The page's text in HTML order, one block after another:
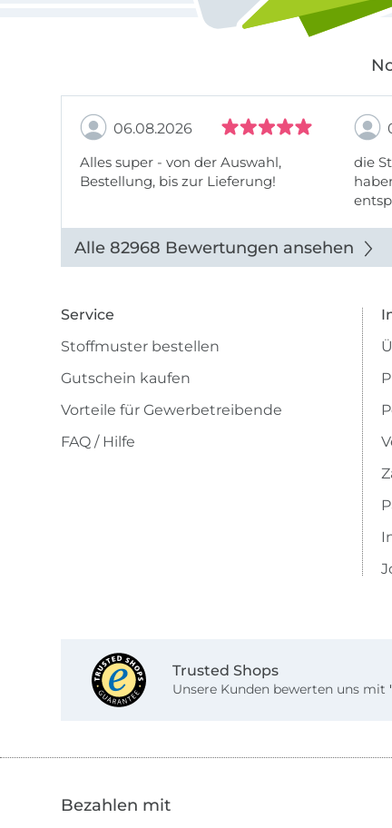
06.08.2026
Alles super - von der Auswahl,
Bestellung, bis zur Lieferung!
die
Alle 82968 Bewertungen ansehen
Service
Stoffmuster bestellen
Gutschein kaufen
Vorteile für Gewerbetreibende
FAQ / Hilfe
Trusted Shops
Unsere Kunden bewerten uns mit
Bezahlen mit